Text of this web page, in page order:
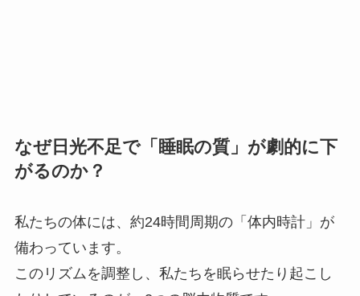
なぜ日光不足で「睡眠の質」が劇的に下
がるのか？
私たちの体には、約24時間周期の「体内時計」が
備わっています。
このリズムを調整し、私たちを眠らせたり起こし